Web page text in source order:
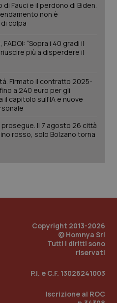
di Fauci e il perdono di Biden.
non è
di colpa
“Sopra i 40 gradi il
più a disperdere il
Firmato il contratto 2025-
a 240 euro per gli
il capitolo sull'IA e nuove
prosegue. Il 7 agosto 26 città
rosso, solo Bolzano torna
Copyright 2013-2026
© Homnya Srl
Tutti i diritti sono
riservati
P.I. e C.F. 13026241003
Iscrizione al ROC